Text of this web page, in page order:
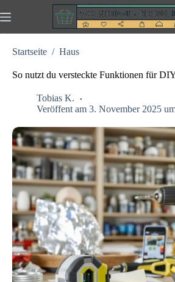
Inhalt
Startseite / Haus
So nutzt du versteckte Funktionen für
Tobias K.
Veröffent am 3. November 2025